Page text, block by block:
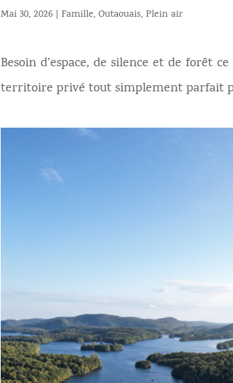
Mai 30, 2026 Famille,Outaouais,Plein air
Besoin d’espace, de silence et de forêt
territoire privé tout simplement parfait